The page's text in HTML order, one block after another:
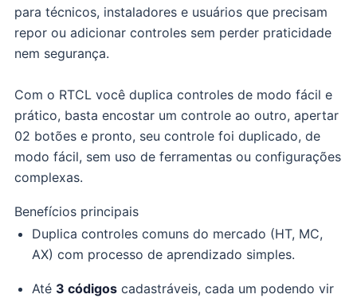
para técnicos, instaladores e usuários que precisam
repor ou adicionar controles sem perder praticidade
nem segurança.
Com o RTCL você duplica controles de modo fácil e
prático, basta encostar um controle ao outro, apertar
02 botões e pronto, seu controle foi duplicado, de
modo fácil, sem uso de ferramentas ou configurações
complexas.
Benefícios principais
Duplica controles comuns do mercado (HT, MC,
AX) com processo de aprendizado simples.
Até 3 códigoscadastráveis, cada um podendo vir